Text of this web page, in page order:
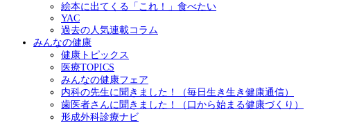
絵本に出てくる「これ！」食べたい
YAC
過去の人気連載コラム
みんなの健康
健康トピックス
医療TOPICS
みんなの健康フェア
内科の先生に聞きました！（毎日生き生き健康通信）
歯医者さんに聞きました！（口から始まる健康づくり）
形成外科診療ナビ